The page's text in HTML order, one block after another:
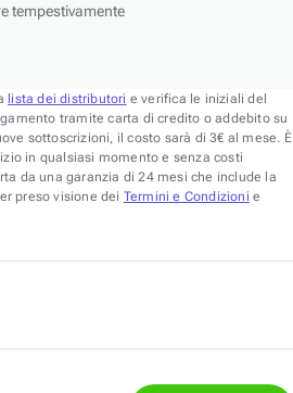
tempestivamente
lista dei distributori e verifica le iniziali del
tramite carta di credito o addebito su
sottoscrizioni, il costo sarà di 3€ al mese. È
in qualsiasi momento e senza costi
da una garanzia di 24 mesi che include la
preso visione dei Termini e Condizioni e